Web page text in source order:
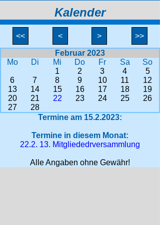
Kalender
<< < >
>>
Februar 2023
Mo
Di Mi Do Fr Sa
So
1
2 3 4
5
6
7 8 9 10 11
12
13
14 15 16 17 18
19
20
21 22 23 24 25
26
27
28
Termine am 15.2.2023:
Termine in diesem Monat:
22.2. 13. Mitgliededrversammlung
Alle Angaben ohne Gewähr!